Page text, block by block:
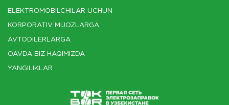
ELEKTROMOBILCHILAR UCHUN
KORPORATIV MIJOZLARGA
AVTODILERLARGA
OAVDA BIZ HAQIMIZDA
YANGILIKLAR